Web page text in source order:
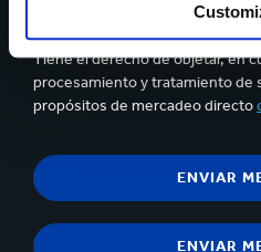
Puedes darte de baja en
vínculo que aparece en los
Tiene el derecho de objetar, en
procesamiento y tratamiento de
propósitos de mercadeo directo